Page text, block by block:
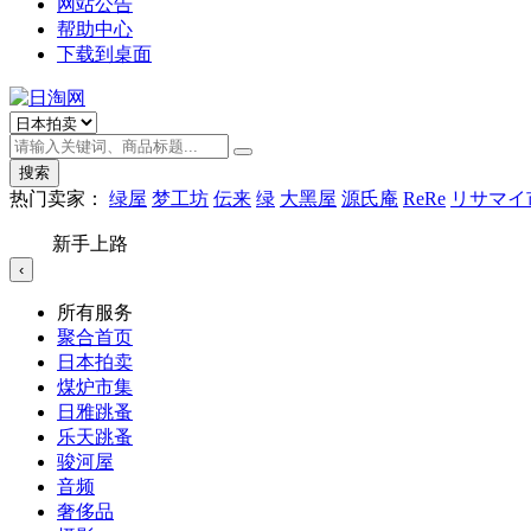
网站公告
帮助中心
下载到桌面
搜索
热门卖家： 绿屋 梦工坊 伝来 绿 大黑屋 源氏庵 ReRe リサマ
新手上路
‹
所有服务
聚合首页
日本拍卖
煤炉市集
日雅跳蚤
乐天跳蚤
骏河屋
音频
奢侈品